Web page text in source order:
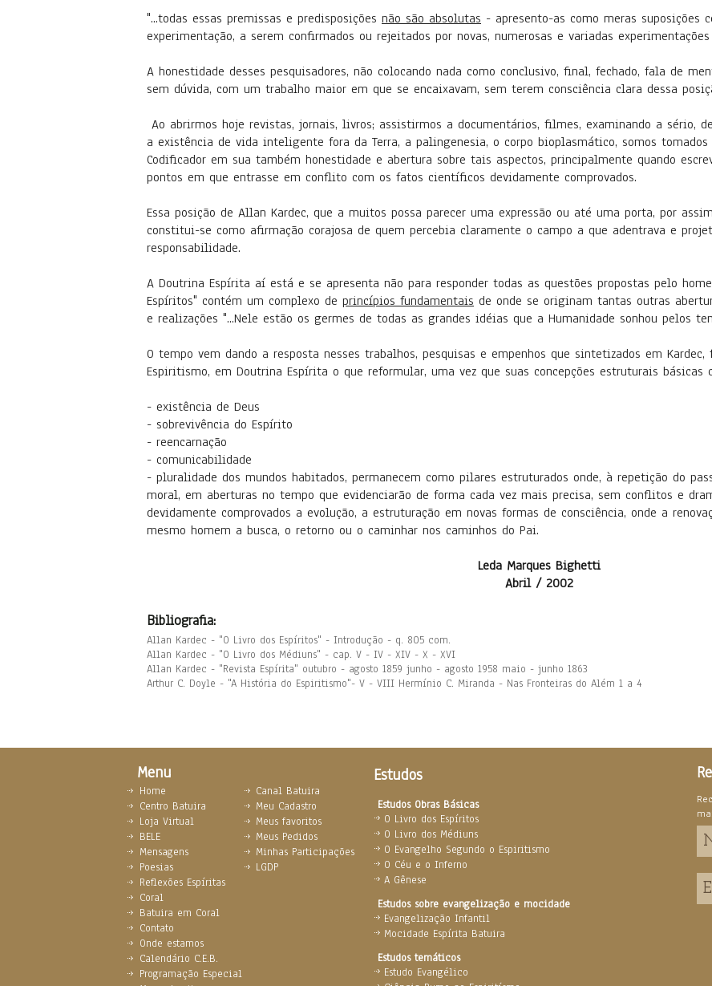
"...todas essas premissas e predisposições não são absolutas - apresento-as como meras suposições
experimentação, a serem confirmados ou rejeitados por novas, numerosas e variadas
A honestidade desses pesquisadores, não colocando nada como conclusivo, final, fechado, fala de
sem dúvida, com um trabalho maior em que se encaixavam, sem terem consciência clara dessa
Ao abrirmos hoje revistas, jornais, livros; assistirmos a documentários, filmes, examinando a sério,
a existência de vida inteligente fora da Terra, a palingenesia, o corpo bioplasmático, somos
Codificador em sua também honestidade e abertura sobre tais aspectos, principalmente quando
pontos em que entrasse em conflito com os fatos científicos devidamente comprovados.
Essa posição de Allan Kardec, que a muitos possa parecer uma expressão ou até uma porta, por
constitui-se como afirmação corajosa de quem percebia claramente o campo a que adentrava e
responsabilidade.
A Doutrina Espírita aí está e se apresenta não para responder todas as questões propostas pelo
Espíritos" contém um complexo de princípios fundamentais de onde se originam tantas outras
e realizações "...Nele estão os germes de todas as grandes idéias que a Humanidade sonhou pelos
O tempo vem dando a resposta nesses trabalhos, pesquisas e empenhos que sintetizados em
Espiritismo, em Doutrina Espírita o que reformular, uma vez que suas concepções estruturais básicas
- existência de Deus
- sobrevivência do Espírito
- reencarnação
- comunicabilidade
- pluralidade dos mundos habitados, permanecem como pilares estruturados onde, à repetição do
moral, em aberturas no tempo que evidenciarão de forma cada vez mais precisa, sem conflitos e
devidamente comprovados a evolução, a estruturação em novas formas de consciência, onde a
mesmo homem a busca, o retorno ou o caminhar nos caminhos do Pai.
Leda Marques Bighetti
Abril / 2002
Bibliografia:
Allan Kardec - "O Livro dos Espíritos" - Introdução - q. 805 com.
Allan Kardec - "O Livro dos Médiuns" - cap. V - IV - XIV - X - XVI
Allan Kardec - "Revista Espírita" outubro - agosto 1859 junho - agosto 1958 maio - junho 1863
Arthur C. Doyle - "A História do Espiritismo"- V - VIII Hermínio C. Miranda - Nas Fronteiras do Além 1 a 4
Menu Estudos
Estudos Obras Básicas
O Livro dos Espíritos
O Livro dos Médiuns
O Evangelho Segundo o Espiritismo
O Céu e o Inferno
A Gênese
Estudos sobre evangelização e mocidade
Evangelização Infantil
Mocidade Espírita Batuira
Estudos temáticos
Estudo Evangélico
Home
Centro Batuira
Loja Virtual
BELE
Mensagens
Poesias
Reflexões Espíritas
Coral
Batuira em Coral
Contato
Onde estamos
Calendário C.E.B.
Programação Especial
Canal Batuira
Meu Cadastro
Meus favoritos
Meus Pedidos
Minhas Participações
LGDP